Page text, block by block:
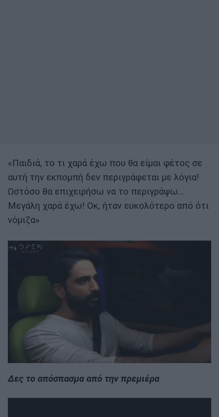
«Παιδιά, το τι χαρά έχω που θα είμαι φέτος σε
αυτή την εκπομπή δεν περιγράφεται με λόγια!
Ωστόσο θα επιχειρήσω να το περιγράψω…
Μεγάλη χαρά έχω! Οκ, ήταν ευκολότερο από ότι
νόμιζα»
Δες το απόσπασμα από την πρεμιέρα